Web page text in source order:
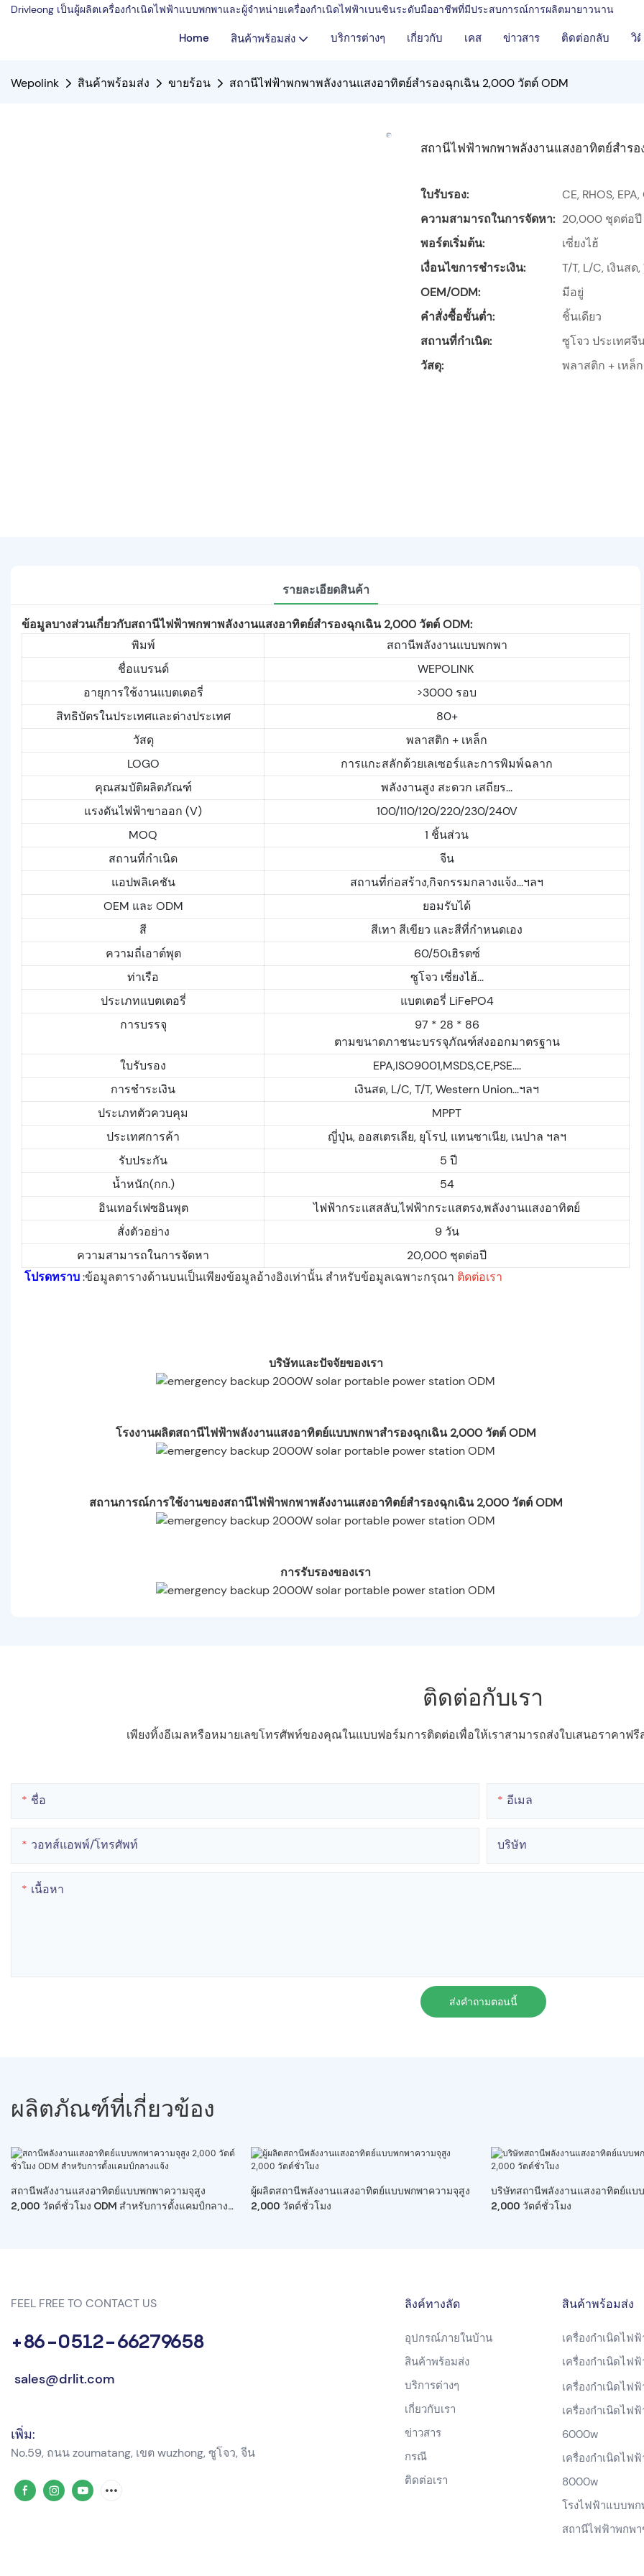
Drivleong เป็นผู้ผลิตเครื่องกำเนิดไฟฟ้าแบบพกพาและผู้จำหน่ายเครื่องกำเนิดไฟฟ้าเบนซินระดับมืออาชีพที่มีประสบการณ์การผลิตมายาวนาน
Home สินค้าพร้อมส่ง บริการต่างๆ เกี่ยวกับ เคส ข่าวสาร ติดต่อกลับ วิ
Wepolink สินค้าพร้อมส่ง ขายร้อน สถานีไฟฟ้าพกพาพลังงานแสงอาทิตย์สำรองฉุกเฉิน 2,000 วัตต์ ODM
สถานีไฟฟ้าพกพาพลังงานแสงอาทิตย์สำร
ใบรับรอง:
CE, RHOS,
ความสามารถในการจัดหา: 20,000 ชุดต่อปี
พอร์ตเริ่มต้น:
เซี่ยงไฮ้
เงื่อนไขการชำระเงิน:
T/T, L/C, เงินส
OEM/ODM:
มีอยู่
คำสั่งซื้อขั้นต่ำ:
ชิ้นเดียว
สถานที่กำเนิด:
ซูโจว ประเทศจี
วัสดุ:
พลาสติก + เหล็ก
รายละเอียดสินค้า
ข้อมูลบางส่วนเกี่ยวกับสถานีไฟฟ้าพกพาพลังงานแสงอาทิตย์สำรองฉุกเฉิน 2,000 วัตต์ ODM:
พิมพ์
สถานีพลังงานแบบพกพา
ชื่อแบรนด์
WEPOLINK
อายุการใช้งานแบตเตอรี่
>3000 รอบ
สิทธิบัตรในประเทศและต่างประเทศ
80+
วัสดุ
พลาสติก + เหล็ก
LOGO
การแกะสลักด้วยเลเซอร์และการพิมพ์ฉลาก
คุณสมบัติผลิตภัณฑ์
พลังงานสูง สะดวก เสถียร...
แรงดันไฟฟ้าขาออก (V)
100/110/120/220/230/240V
MOQ
1 ชิ้นส่วน
สถานที่กำเนิด
จีน
แอปพลิเคชัน
สถานที่ก่อสร้าง,กิจกรรมกลางแจ้ง...ฯลฯ
OEM และ ODM
ยอมรับได้
สี
สีเทา สีเขียว และสีที่กำหนดเอง
ความถี่เอาต์พุต
60/50เฮิรตซ์
ท่าเรือ
ซูโจว เซี่ยงไฮ้...
ประเภทแบตเตอรี่
แบตเตอรี่ LiFePO4
การบรรจุ
97 * 28 * 86
ตามขนาดภาชนะบรรจุภัณฑ์ส่งออกมาตรฐาน
ใบรับรอง
EPA,ISO9001,MSDS,CE,PSE....
การชำระเงิน
เงินสด, L/C, T/T, Western Union...ฯลฯ
ประเภทตัวควบคุม
MPPT
ประเทศการค้า
ญี่ปุ่น, ออสเตรเลีย, ยุโรป, แทนซาเนีย, เนปาล ฯลฯ
รับประกัน
5 ปี
น้ำหนัก(กก.)
54
อินเทอร์เฟซอินพุต
ไฟฟ้ากระแสสลับ,ไฟฟ้ากระแสตรง,พลังงานแสงอาทิตย์
สั่งตัวอย่าง
9 วัน
ความสามารถในการจัดหา
20,000 ชุดต่อปี
โปรดทราบ:ข้อมูลตารางด้านบนเป็นเพียงข้อมูลอ้างอิงเท่านั้น สำหรับข้อมูลเฉพาะกรุณา ติดต่อเรา
บริษัทและปัจจัยของเรา
โรงงานผลิตสถานีไฟฟ้าพลังงานแสงอาทิตย์แบบพกพาสำรองฉุกเฉิน 2,000 วัตต์ ODM
สถานการณ์การใช้งานของสถานีไฟฟ้าพกพาพลังงานแสงอาทิตย์สำรองฉุกเฉิน 2,000 วัตต์ ODM
การรับรองของเรา
ติดต่อกับเรา
เพียงทิ้งอีเมลหรือหมายเลขโทรศัพท์ของคุณในแบบฟอร์มการติดต่อเพื่อให้เราสามารถส่งใบเสนอราคาฟ
ชื่อ อีเมล
วอทส์แอพพ์/โทรศัพท์ บริษัท
เนื้อหา
ส่งคำถามตอนนี้
ผลิตภัณฑ์ที่เกี่ยวข้อง
สถานีพลังงานแสงอาทิตย์แบบพกพาความจุสูง
2,000 วัตต์ชั่วโมง ODM สำหรับการตั้งแคมป์กลาง
ผู้ผลิตสถานีพลังงานแสงอาทิตย์แบบพกพาความจุสูง
2,000 วัตต์ชั่วโมง
บริษัทสถานีพลังงานแสงอาทิตย์แบ
2,000 วัตต์ชั่วโมง
FEEL FREE TO CONTACT US
+86-0512-66279658
sales@drlit.com
เพิ่ม:
No.59, ถนน zoumatang, เขต wuzhong, ซูโจว, จีน
ลิงค์ทางลัด
อุปกรณ์ภายในบ้าน
สินค้าพร้อมส่ง
บริการต่างๆ
เกี่ยวกับเรา
ข่าวสาร
กรณี
ติดต่อเรา
สินค้าพร้อมส่ง
เครื่องกำเนิดไฟ
เครื่องกำเนิดไฟ
เครื่องกำเนิดไฟ
เครื่องกำเนิดไฟฟ้
6000w
เครื่องกำเนิดไฟฟ้
8000w
โรงไฟฟ้าแบบพก
สถานีไฟฟ้าพกพ